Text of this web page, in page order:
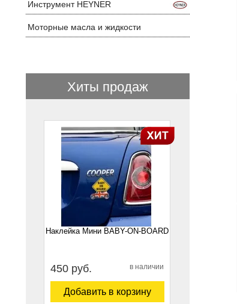
Инструмент HEYNER
Моторные масла и жидкости
Хиты продаж
Наклейка Мини BABY-ON-BOARD
1
450 руб. в наличии
Добавить в корзину